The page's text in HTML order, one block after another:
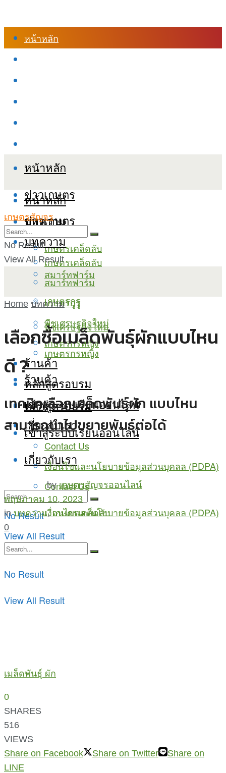
หน้าหลัก
หน้าหลัก
ข่าวเกษตร
บทความ
เกษตรเคล็ดลับ
สมาร์ทฟาร์ม
เกษตรกูรู
พืชเศรษฐกิจใหม่
เกษตรกรหญิง
ร้านค้า
หลักสูตรอบรม
เข้าสู่ระบบเรียนออนไลน์
เกี่ยวกับเรา
Contact Us
เงื่อนไขและนโยบายข้อมูลส่วนบุคลล (PDPA)
No Result
View All Result
หน้าหลัก
ข่าวเกษตร
บทความ
เกษตรเคล็ดลับ
สมาร์ทฟาร์ม
เกษตรกูรู
พืชเศรษฐกิจใหม่
เกษตรกรหญิง
ร้านค้า
หลักสูตรอบรม
เข้าสู่ระบบเรียนออนไลน์
เกี่ยวกับเรา
Contact Us
เงื่อนไขและนโยบายข้อมูลส่วนบุคลล (PDPA)
No Result
View All Result
เกษตรสัญจร
No Result
View All Result
Home บทความ
เลือกซื้อเมล็ดพันธุ์ผักแบบไหน
ดี ?
เทคนิคเลือกเมล็ดพันธุ์ผัก แบบไหน
สามารถนำไปขยายพันธุ์ต่อได้
by เกษตรสัญจรออนไลน์
พฤษภาคม 10, 2023
in บทความ,เกษตรเคล็ดลับ
0
เมล็ดพันธุ์ ผัก
0
SHARES
516
VIEWS
Share on Facebook
Share on Twitter
Share on
LINE